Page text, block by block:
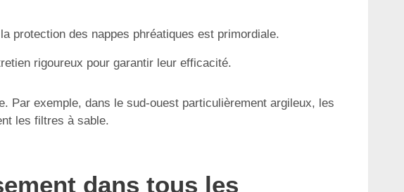
protection des nappes phréatiques est primordiale.
rigoureux pour garantir leur efficacité.
Par exemple, dans le sud-ouest particulièrement argileux, les
les filtres à sable.
dans tous les